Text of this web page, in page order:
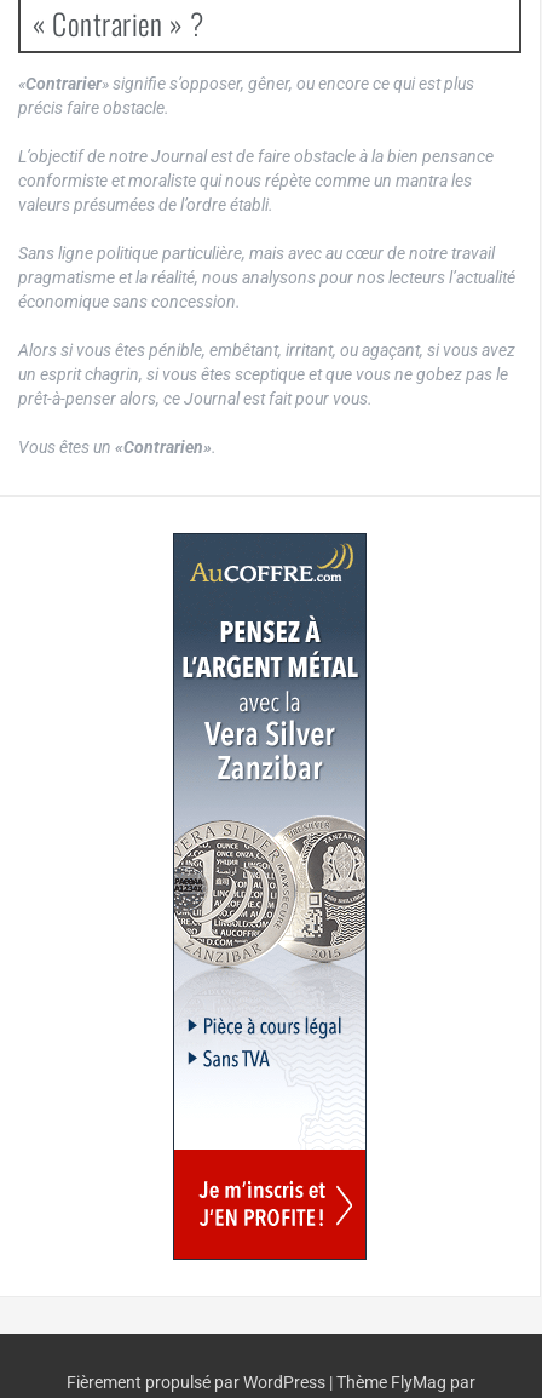
« Contrarien » ?
«Contrarier» signifie s’opposer, gêner, ou encore ce qui est plus
précis faire obstacle.
L’objectif de notre Journal est de faire obstacle à la bien pensance
conformiste et moraliste qui nous répète comme un mantra les
valeurs présumées de l’ordre établi.
Sans ligne politique particulière, mais avec au cœur de notre travail
pragmatisme et la réalité, nous analysons pour nos lecteurs l’actualité
économique sans concession.
Alors si vous êtes pénible, embêtant, irritant, ou agaçant, si vous avez
un esprit chagrin, si vous êtes sceptique et que vous ne gobez pas le
prêt-à-penser alors, ce Journal est fait pour vous.
Vous êtes un «Contrarien».
Fièrement propulsé par WordPress |Thème FlyMag par